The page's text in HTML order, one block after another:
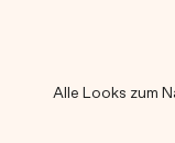
Alle Looks zum